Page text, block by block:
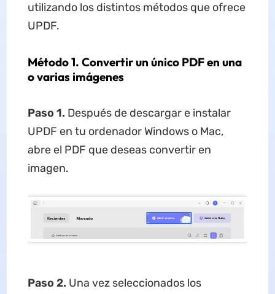
utilizando los distintos métodos que ofrece
UPDF.
Método 1. Convertir un único PDF en una
o varias imágenes
Paso 1. Después de descargar e instalar
UPDF en tu ordenador Windows o Mac,
abre el PDF que deseas convertir en
imagen.
Paso 2. Una vez seleccionados los